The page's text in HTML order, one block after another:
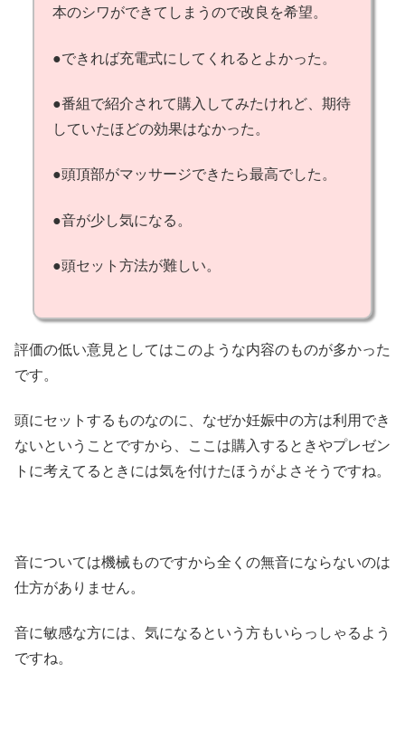
本のシワができてしまうので改良を希望。
●できれば充電式にしてくれるとよかった。
●番組で紹介されて購入してみたけれど、期待
していたほどの効果はなかった。
●頭頂部がマッサージできたら最高でした。
●音が少し気になる。
●頭セット方法が難しい。
評価の低い意見としてはこのような内容のものが多かった
です。
頭にセットするものなのに、なぜか妊娠中の方は利用でき
ないということですから、ここは購入するときやプレゼン
トに考えてるときには気を付けたほうがよさそうですね。
音については機械ものですから全くの無音にならないのは
仕方がありません。
音に敏感な方には、気になるという方もいらっしゃるよう
ですね。